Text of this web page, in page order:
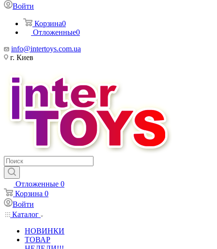
Войти
Корзина0
Отложенные0
info@intertoys.com.ua
г. Киев
Отложенные 0
Корзина 0
Войти
Каталог
НОВИНКИ
ТОВАР